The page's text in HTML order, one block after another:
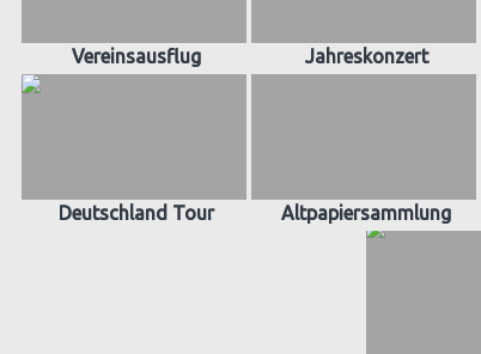
Vereinsausflug Jahreskonzert
Deutschland Tour Altpapiersammlung